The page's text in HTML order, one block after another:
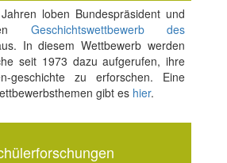
loben Bundespräsident und
Geschichtswettbewerb des
In diesem Wettbewerb werden
seit 1973 dazu aufgerufen, ihre
geschichte zu erforschen. Eine
gibt es hier.